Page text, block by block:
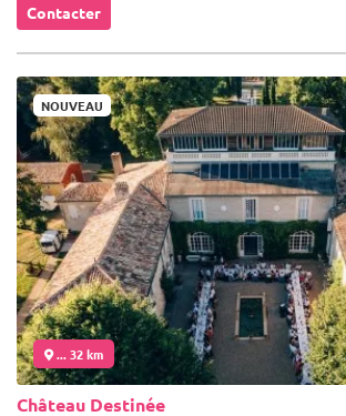
Contacter
NOUVEAU
... 32 km
Château Destinée